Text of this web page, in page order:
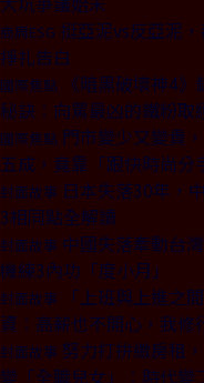
商周ESG 挺亞泥vs反亞泥
掙扎告白
國際焦點
《暗黑破壞神4
秘訣：向罵最凶的鐵粉取
國際焦點 門市變少又變貴
五成，竟靠「跟快時尚分
封面故事 日本失落30年，
3相同點全解讀
封面故事 中國失落牽動台
機練3內功「度小月」
封面故事
「上班與上進之
資：高薪也不開心，我修
封面故事 努力打拚繳房租
變「全職兒女」：時代變